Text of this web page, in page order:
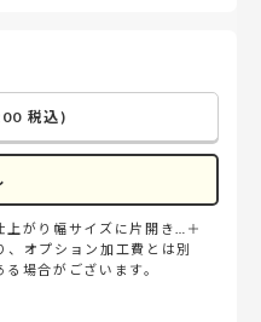
税込)
がり幅サイズに片開き…＋
オプション加工費とは別
場合がございます。